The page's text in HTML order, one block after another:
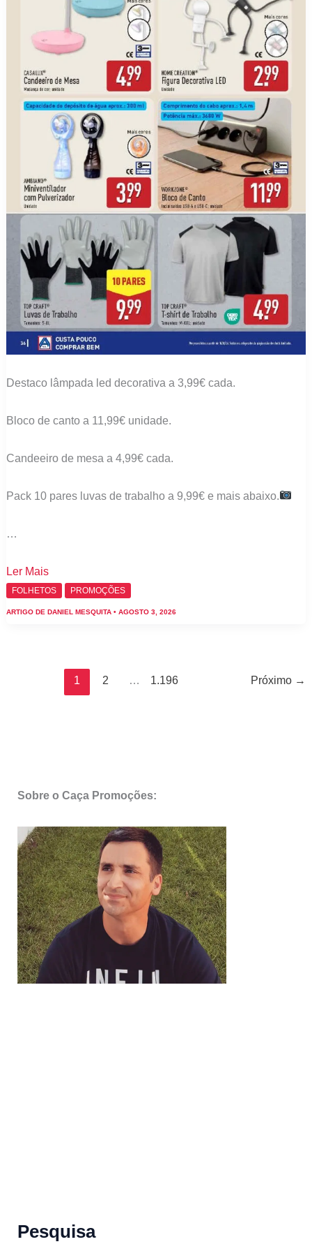
Destaco lâmpada led decorativa a 3,99€ cada.
Bloco de canto a 11,99€ unidade.
Candeeiro de mesa a 4,99€ cada.
Pack 10 pares luvas de trabalho a 9,99€ e mais abaixo.
…
Folheto
Aldi
bazar
Ler Mais
FOLHETOS PROMOÇÕES
ARTIGO DE DANIEL MESQUITA • AGOSTO 3, 2026
1 2 … 1.196 Próximo →
Sobre o Caça Promoções:
Pesquisa